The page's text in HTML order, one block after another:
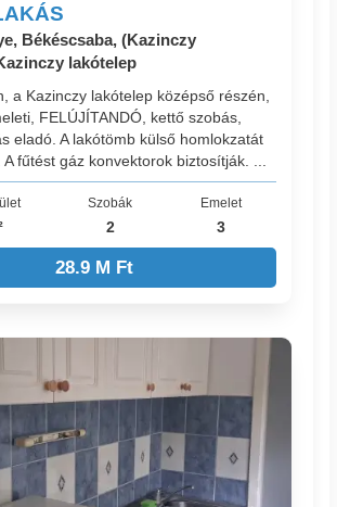
Békéscsaba, (Kazinczy
lakótelep
a Kazinczy lakótelep középső részén,
FELÚJÍTANDÓ, kettő szobás,
eladó. A lakótömb külső homlokzatát
fűtést gáz konvektorok biztosítják. ...
Szobák
2
Emelet
3
28.9 M Ft